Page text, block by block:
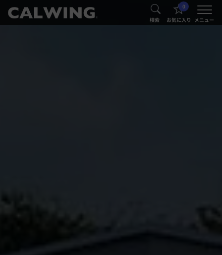
® 検索
0
お気に入り メニュー
®